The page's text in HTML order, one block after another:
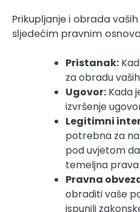
Prikupljanje i obrada
sljedećim pravnim
Pristanak:
za obradu
Ugovor: Kada
izvršenje
Legitimni
potrebna za
pod uvjetom
temeljna prava
Pravna
obraditi vaše
ispunili